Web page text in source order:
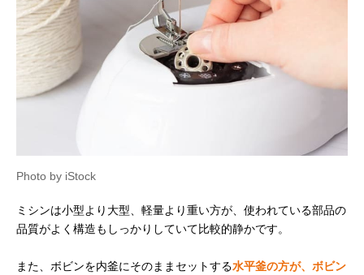
Photo by iStock
ミシンは小型より大型、軽量より重い方が、使われている部品の
品質がよく構造もしっかりしていて比較的静かです。
また、ボビンを内釜にそのままセットする水平釜の方が、ボビン